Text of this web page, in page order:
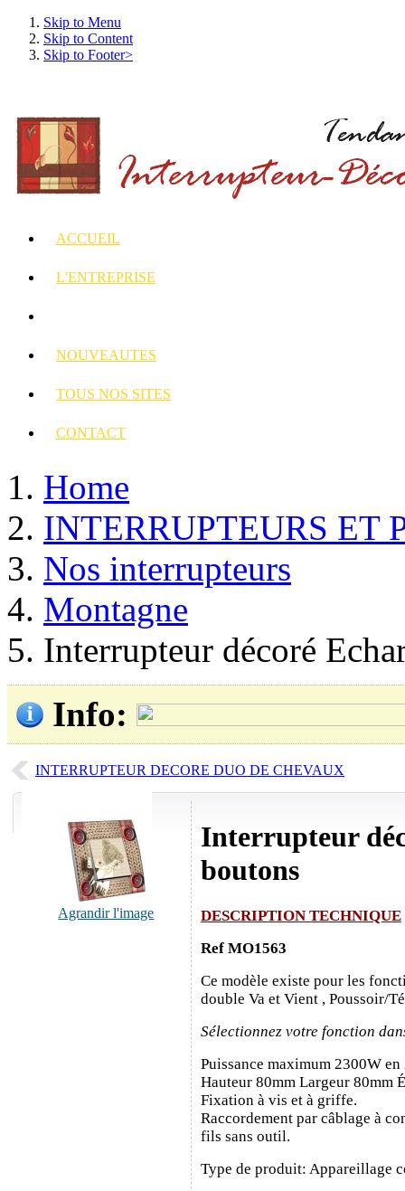
Skip to Menu
Skip to Content
Skip to Footer>
ACCUEIL
L'ENTREPRISE
NOUVEAUTES
TOUS NOS SITES
CONTACT
Home
INTERRUPTEURS ET
Nos interrupteurs
Montagne
Interrupteur décoré
Info:
INTERRUPTEUR DECORE DUO DE CHEVAUX
Agrandir l'image
Interrupteur
boutons
DESCRIPTION TECHNIQUE
Ref MO1563
Ce modèle existe pour les
double Va et Vient , Poussoir/
Sélectionnez votre fonction
Puissance maximum 2300W
Hauteur 80mm Largeur 80mm
Fixation à vis et à griffe.
Raccordement par câblage à
fils sans outil.
Type de produit: Appareillage